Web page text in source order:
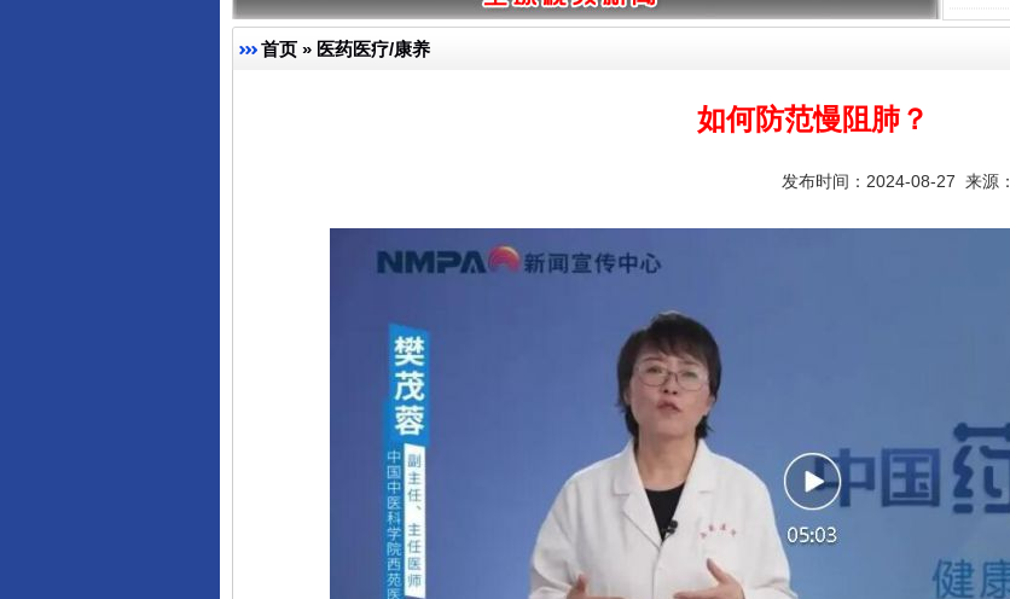
首页 » 医药医疗/康养
如何防范慢阻肺？
发布时间：2024-08-27 来源：
完善运行机制助力责任有效落实 一纸欠条伤亲情 巡回调解促和解..